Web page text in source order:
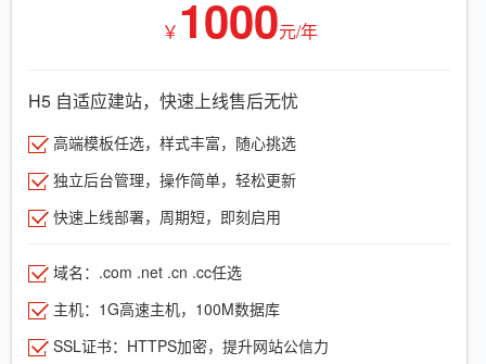
￥ 1000元/年
H5 自适应建站，快速上线售后无忧
高端模板任选，样式丰富，随心挑选
独立后台管理，操作简单，轻松更新
快速上线部署，周期短，即刻启用
域名：.com .net .cn .cc任选
主机：1G高速主机，100M数据库
SSL证书：HTTPS加密，提升网站公信力